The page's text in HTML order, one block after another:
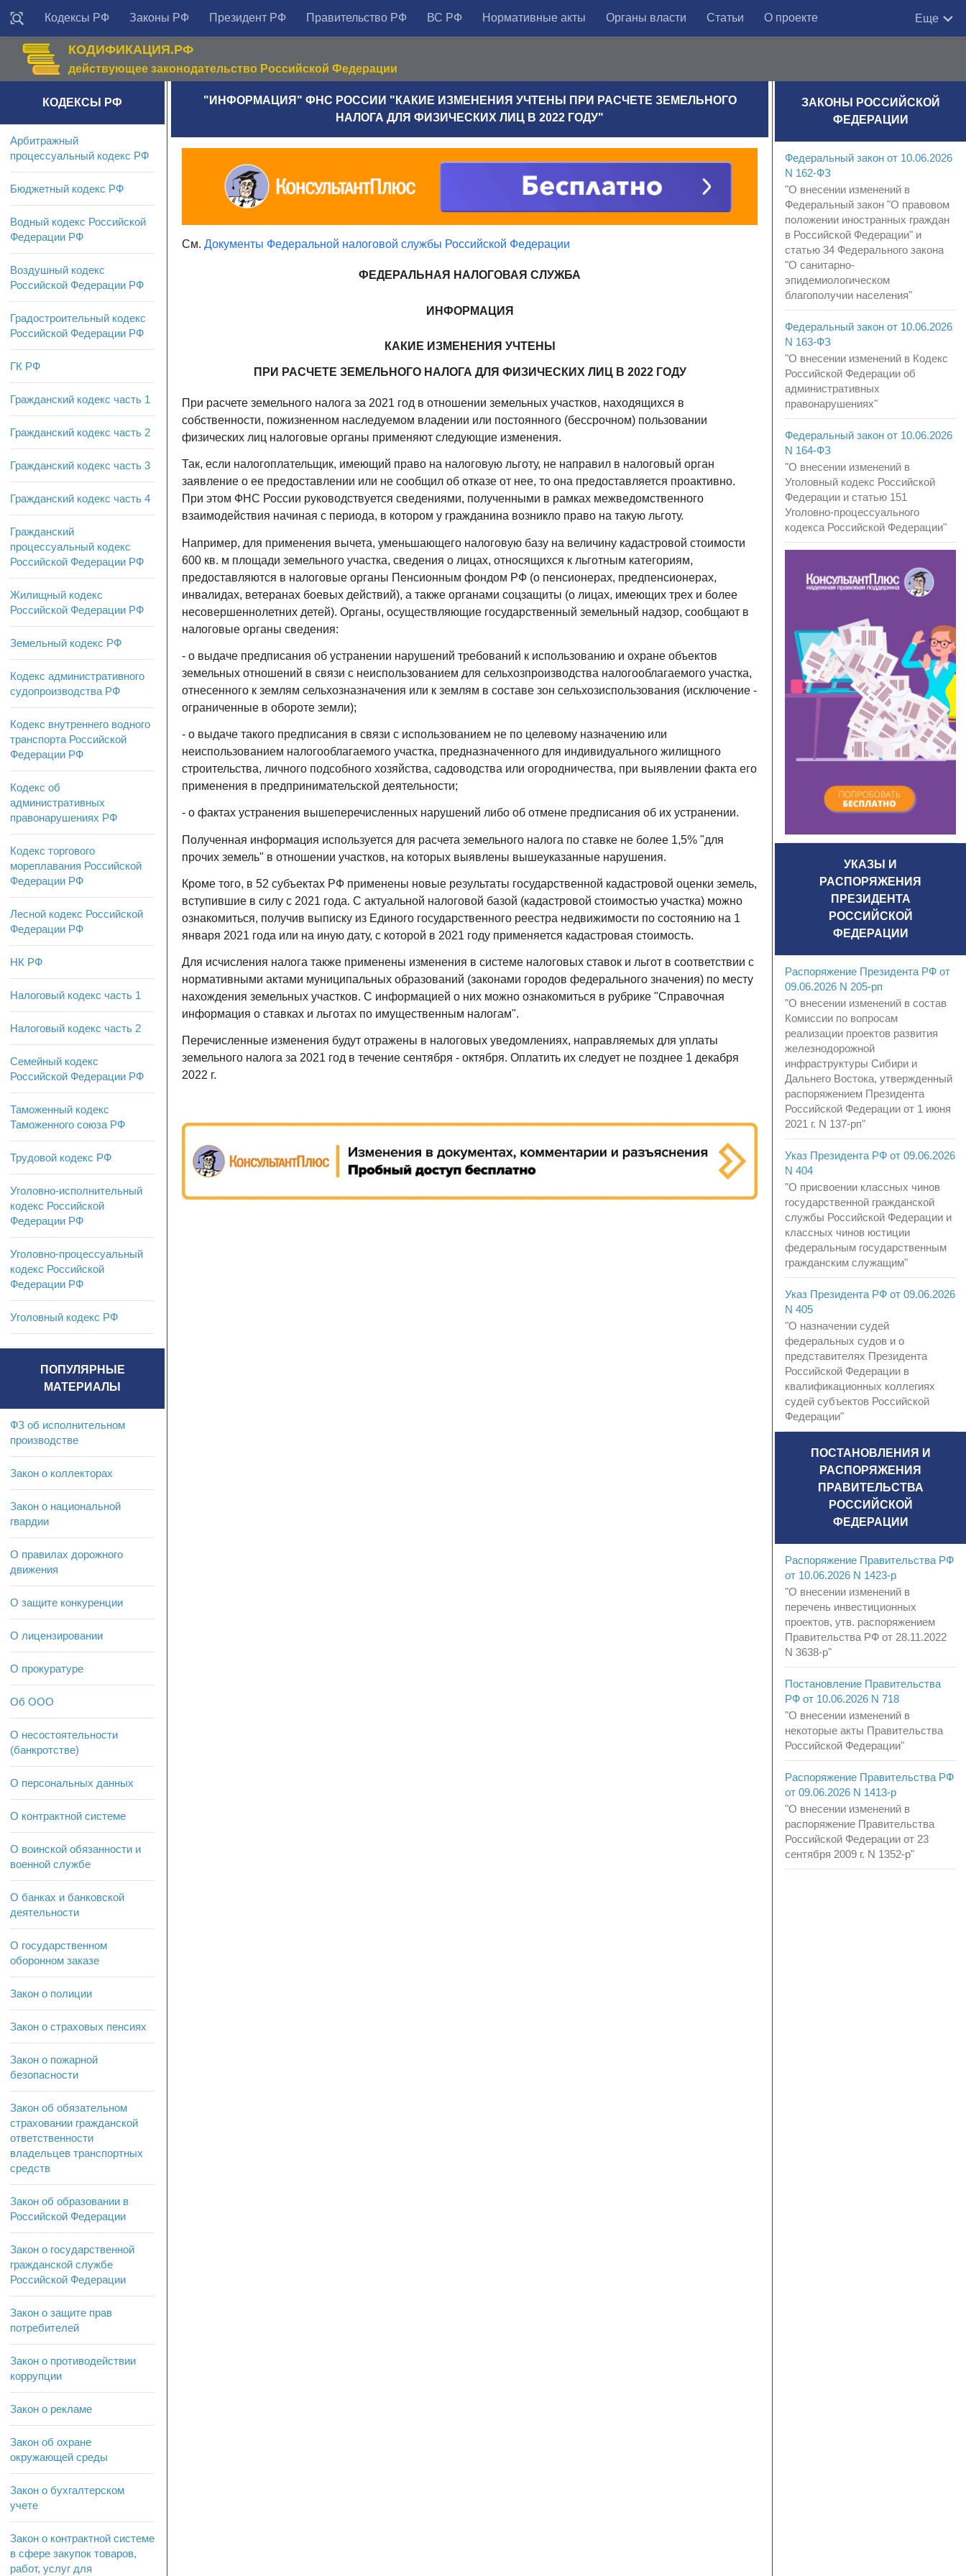
Кодексы РФ Законы РФ Президент РФ Правительство РФ ВС РФ Нормативные акты Органы власти Статьи О проекте Еще
КОДИФИКАЦИЯ.РФ
действующее законодательство Российской Федерации
"ИНФОРМАЦИЯ" ФНС РОССИИ "КАКИЕ ИЗМЕНЕНИЯ УЧТЕНЫ ПРИ РАСЧЕТЕ ЗЕМЕЛЬНОГО
НАЛОГА ДЛЯ ФИЗИЧЕСКИХ ЛИЦ В 2022 ГОДУ"
См. Документы Федеральной налоговой службы Российской Федерации
ФЕДЕРАЛЬНАЯ НАЛОГОВАЯ СЛУЖБА
ИНФОРМАЦИЯ
КАКИЕ ИЗМЕНЕНИЯ УЧТЕНЫ
ПРИ РАСЧЕТЕ ЗЕМЕЛЬНОГО НАЛОГА ДЛЯ ФИЗИЧЕСКИХ ЛИЦ В 2022 ГОДУ
При расчете земельного налога за 2021 год в отношении земельных участков, находящихся в
собственности, пожизненном наследуемом владении или постоянного (бессрочном) пользовании
физических лиц налоговые органы применяют следующие изменения.
Так, если налогоплательщик, имеющий право на налоговую льготу, не направил в налоговый орган
заявление о ее предоставлении или не сообщил об отказе от нее, то она предоставляется проактивно.
При этом ФНС России руководствуется сведениями, полученными в рамках межведомственного
взаимодействия начиная с периода, в котором у гражданина возникло право на такую льготу.
Например, для применения вычета, уменьшающего налоговую базу на величину кадастровой стоимости
600 кв. м площади земельного участка, сведения о лицах, относящихся к льготным категориям,
предоставляются в налоговые органы Пенсионным фондом РФ (о пенсионерах, предпенсионерах,
инвалидах, ветеранах боевых действий), а также органами соцзащиты (о лицах, имеющих трех и более
несовершеннолетних детей). Органы, осуществляющие государственный земельный надзор, сообщают в
налоговые органы сведения:
- о выдаче предписания об устранении нарушений требований к использованию и охране объектов
земельных отношений в связи с неиспользованием для сельхозпроизводства налогооблагаемого участка,
отнесенного к землям сельхозназначения или к землям в составе зон сельхозиспользования (исключение -
ограниченные в обороте земли);
- о выдаче такого предписания в связи с использованием не по целевому назначению или
неиспользованием налогооблагаемого участка, предназначенного для индивидуального жилищного
строительства, личного подсобного хозяйства, садоводства или огородничества, при выявлении факта его
применения в предпринимательской деятельности;
- о фактах устранения вышеперечисленных нарушений либо об отмене предписания об их устранении.
Полученная информация используется для расчета земельного налога по ставке не более 1,5% "для
прочих земель" в отношении участков, на которых выявлены вышеуказанные нарушения.
Кроме того, в 52 субъектах РФ применены новые результаты государственной кадастровой оценки земель,
вступившие в силу с 2021 года. С актуальной налоговой базой (кадастровой стоимостью участка) можно
ознакомиться, получив выписку из Единого государственного реестра недвижимости по состоянию на 1
января 2021 года или на иную дату, с которой в 2021 году применяется кадастровая стоимость.
Для исчисления налога также применены изменения в системе налоговых ставок и льгот в соответствии с
нормативными актами муниципальных образований (законами городов федерального значения) по месту
нахождения земельных участков. С информацией о них можно ознакомиться в рубрике "Справочная
информация о ставках и льготах по имущественным налогам".
Перечисленные изменения будут отражены в налоговых уведомлениях, направляемых для уплаты
земельного налога за 2021 год в течение сентября - октября. Оплатить их следует не позднее 1 декабря
2022 г.
КОДЕКСЫ РФ
Арбитражный
процессуальный кодекс РФ
Бюджетный кодекс РФ
Водный кодекс Российской
Федерации РФ
Воздушный кодекс
Российской Федерации РФ
Градостроительный кодекс
Российской Федерации РФ
ГК РФ
Гражданский кодекс часть 1
Гражданский кодекс часть 2
Гражданский кодекс часть 3
Гражданский кодекс часть 4
Гражданский
процессуальный кодекс
Российской Федерации РФ
Жилищный кодекс
Российской Федерации РФ
Земельный кодекс РФ
Кодекс административного
судопроизводства РФ
Кодекс внутреннего водного
транспорта Российской
Федерации РФ
Кодекс об
административных
правонарушениях РФ
Кодекс торгового
мореплавания Российской
Федерации РФ
Лесной кодекс Российской
Федерации РФ
НК РФ
Налоговый кодекс часть 1
Налоговый кодекс часть 2
Семейный кодекс
Российской Федерации РФ
Таможенный кодекс
Таможенного союза РФ
Трудовой кодекс РФ
Уголовно-исполнительный
кодекс Российской
Федерации РФ
Уголовно-процессуальный
кодекс Российской
Федерации РФ
Уголовный кодекс РФ
ПОПУЛЯРНЫЕ
МАТЕРИАЛЫ
ФЗ об исполнительном
производстве
Закон о коллекторах
Закон о национальной
гвардии
О правилах дорожного
движения
О защите конкуренции
О лицензировании
О прокуратуре
Об ООО
О несостоятельности
(банкротстве)
О персональных данных
О контрактной системе
О воинской обязанности и
военной службе
О банках и банковской
деятельности
О государственном
оборонном заказе
Закон о полиции
Закон о страховых пенсиях
Закон о пожарной
безопасности
Закон об обязательном
страховании гражданской
ответственности
владельцев транспортных
средств
Закон об образовании в
Российской Федерации
Закон о государственной
гражданской службе
Российской Федерации
Закон о защите прав
потребителей
Закон о противодействии
коррупции
Закон о рекламе
Закон об охране
окружающей среды
Закон о бухгалтерском
учете
Закон о контрактной системе
в сфере закупок товаров,
работ, услуг для
ЗАКОНЫ РОССИЙСКОЙ
ФЕДЕРАЦИИ
Федеральный закон от 10.06.2026
N 162-ФЗ
"О внесении изменений в
Федеральный закон "О правовом
положении иностранных граждан
в Российской Федерации" и
статью 34 Федерального закона
"О санитарно-
эпидемиологическом
благополучии населения"
Федеральный закон от 10.06.2026
N 163-ФЗ
"О внесении изменений в Кодекс
Российской Федерации об
административных
правонарушениях"
Федеральный закон от 10.06.2026
N 164-ФЗ
"О внесении изменений в
Уголовный кодекс Российской
Федерации и статью 151
Уголовно-процессуального
кодекса Российской Федерации"
УКАЗЫ И
РАСПОРЯЖЕНИЯ
ПРЕЗИДЕНТА
РОССИЙСКОЙ
ФЕДЕРАЦИИ
Распоряжение Президента РФ от
09.06.2026 N 205-рп
"О внесении изменений в состав
Комиссии по вопросам
реализации проектов развития
железнодорожной
инфраструктуры Сибири и
Дальнего Востока, утвержденный
распоряжением Президента
Российской Федерации от 1 июня
2021 г. N 137-рп"
Указ Президента РФ от 09.06.2026
N 404
"О присвоении классных чинов
государственной гражданской
службы Российской Федерации и
классных чинов юстиции
федеральным государственным
гражданским служащим"
Указ Президента РФ от 09.06.2026
N 405
"О назначении судей
федеральных судов и о
представителях Президента
Российской Федерации в
квалификационных коллегиях
судей субъектов Российской
Федерации"
ПОСТАНОВЛЕНИЯ И
РАСПОРЯЖЕНИЯ
ПРАВИТЕЛЬСТВА
РОССИЙСКОЙ
ФЕДЕРАЦИИ
Распоряжение Правительства РФ
от 10.06.2026 N 1423-р
"О внесении изменений в
перечень инвестиционных
проектов, утв. распоряжением
Правительства РФ от 28.11.2022
N 3638-р"
Постановление Правительства
РФ от 10.06.2026 N 718
"О внесении изменений в
некоторые акты Правительства
Российской Федерации"
Распоряжение Правительства РФ
от 09.06.2026 N 1413-р
"О внесении изменений в
распоряжение Правительства
Российской Федерации от 23
сентября 2009 г. N 1352-р"